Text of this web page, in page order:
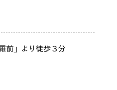
前」より徒歩３分